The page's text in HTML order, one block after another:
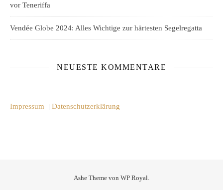
vor Teneriffa
Vendée Globe 2024: Alles Wichtige zur härtesten Segelregatta
NEUESTE KOMMENTARE
Impressum | Datenschutzerklärung
Ashe Theme von WP Royal